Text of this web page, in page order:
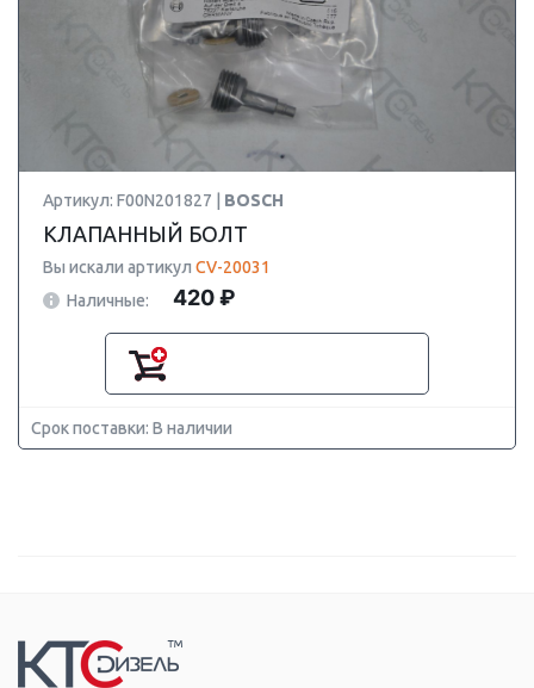
Артикул: F00N201827 | BOSCH
КЛАПАННЫЙ БОЛТ
Вы искали артикул CV-20031
Наличные:
420 ₽
Срок поставки: В наличии